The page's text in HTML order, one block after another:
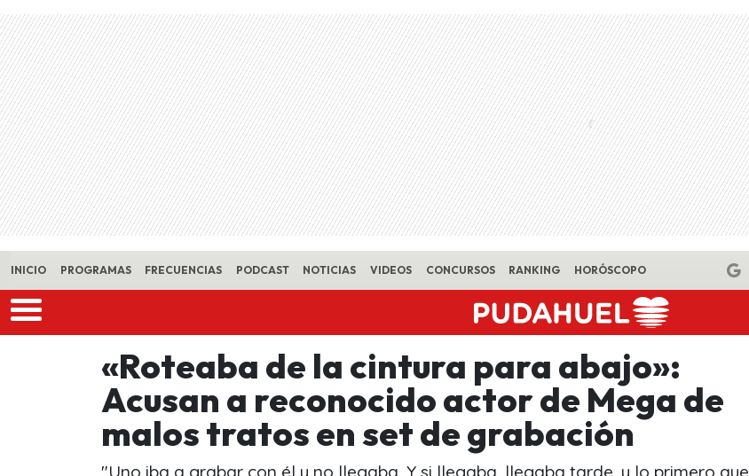
Skip to main content
INICIO PROGRAMAS FRECUENCIAS PODCAST NOTICIAS VIDEOS CONCURSOS RANKING HORÓSCOPO
«Roteaba de la cintura para abajo»:
Acusan a reconocido actor de Mega de
malos tratos en set de grabación
"Uno iba a grabar con él y no llegaba. Y si llegaba, llegaba tarde, y lo primero que